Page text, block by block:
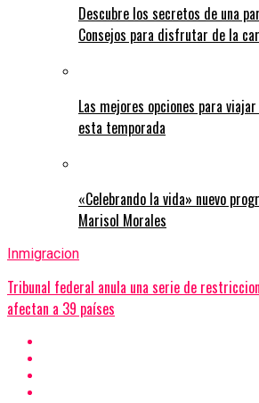
Descubre los secretos de una
Consejos para disfrutar de la
Las mejores opciones para
esta temporada
«Celebrando la vida» nuevo
Marisol Morales
Inmigracion
Tribunal federal anula una serie de
afectan a 39 países